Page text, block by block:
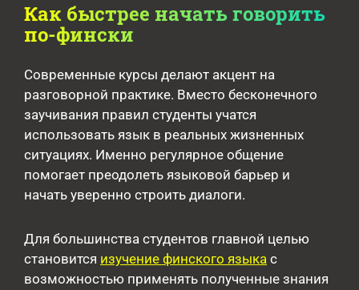
Как быстрее начать говорить
по-фински
Современные курсы делают акцент на
разговорной практике. Вместо бесконечного
заучивания правил студенты учатся
использовать язык в реальных жизненных
ситуациях. Именно регулярное общение
помогает преодолеть языковой барьер и
начать уверенно строить диалоги.
Для большинства студентов главной целью
становится изучение финского языка с
возможностью применять полученные знания